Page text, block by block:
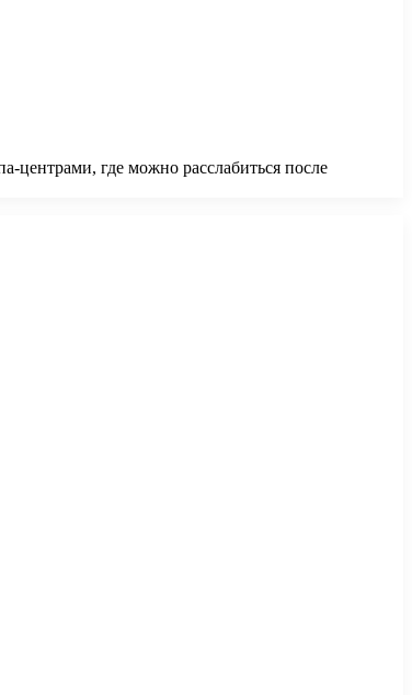
центрами, где можно расслабиться после